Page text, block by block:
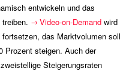
entwickeln und das
Video-on-Demand wird
das Marktvolumen soll
Prozent steigen. Auch der
Steigerungsraten